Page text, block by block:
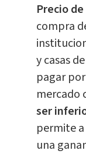
Precio
compra
y casas
pagar
mercado
ser
permite
una